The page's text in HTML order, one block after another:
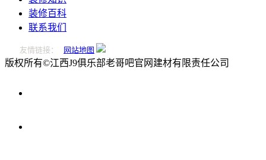
装修百科
联系我们
友情链接： 网站地图
版权所有©江西J9俱乐部老哥吧官网建材有限责任公司